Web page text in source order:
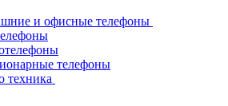
и офисные телефоны
телефоны
техника